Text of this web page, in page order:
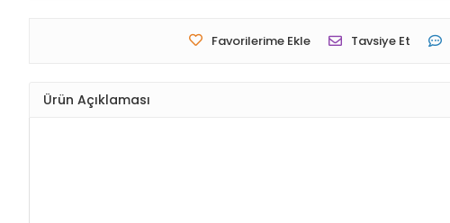
Favorilerime Ekle Tavsiye Et
Ürün Açıklaması